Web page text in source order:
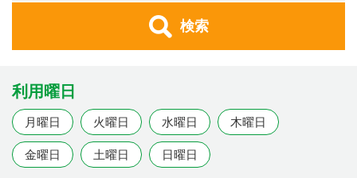
検索
利用曜日
月曜日 火曜日 水曜日 木曜日
金曜日 土曜日 日曜日